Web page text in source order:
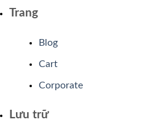
Trang
Blog
Cart
Corporate
Lưu trữ